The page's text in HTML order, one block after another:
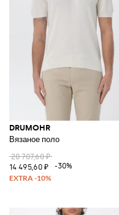
DRUMOHR
Вязаное поло
20 707,60 ₽
14 495,60 ₽
-30%